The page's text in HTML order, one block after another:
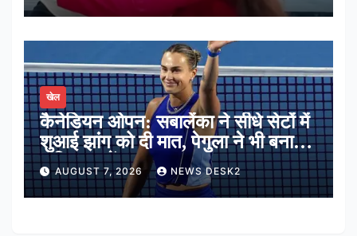
खेल
कैनेडियन ओपन: सबालेंका ने सीधे सेटों में
शुआई झांग को दी मात, पेगुला ने भी बनाई
अंतिम 16 में जगह
AUGUST 7, 2026 NEWS DESK2